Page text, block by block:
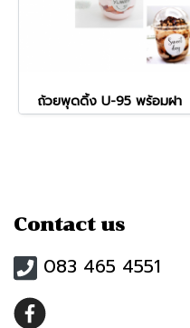
ถ้วยพุดดิ้ง U-95 พร้อมฝา
Contact us
083 465 4551